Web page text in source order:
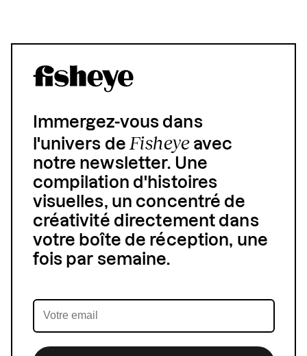
Immergez-vous dans
l'univers de Fisheyeavec
notre newsletter. Une
compilation d'histoires
visuelles, un concentré de
créativité directement dans
votre boîte de réception, une
fois par semaine.